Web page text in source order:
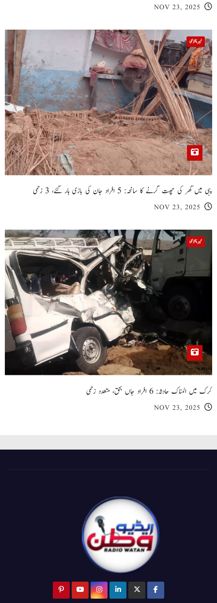
NOV 23, 2025
خیبر پختونخوا
پبی میں گھر کی چھت گرنے کا سانحہ: 5 افراد جان کی بازی ہار گئے، 3 زخمی
NOV 23, 2025
خیبر پختونخوا
کرک میں المناک حادثہ: 6 افراد جاں بحق، متعدد زخمی
NOV 23, 2025